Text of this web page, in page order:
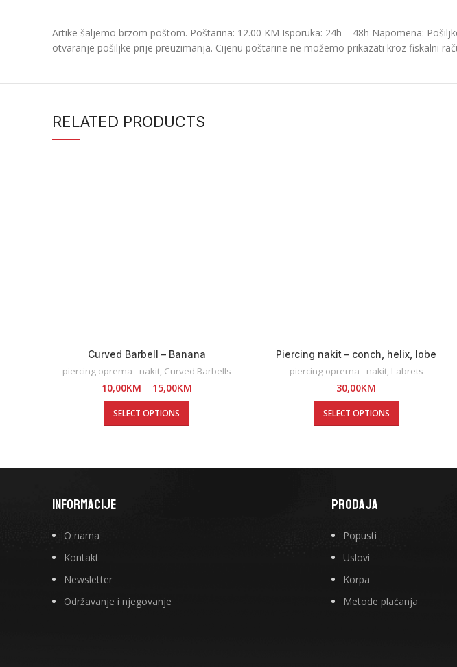
Artike šaljemo brzom poštom. Poštarina: 12.00 KM Isporuka: 24h – 48h Napomena:
otvaranje pošiljke prije preuzimanja. Cijenu poštarine ne možemo prikazati kroz fiskalni
RELATED PRODUCTS
Curved Barbell – Banana
piercing oprema - nakit, Curved Barbells
10,00KM – 15,00KM
SELECT OPTIONS
Piercing nakit – conch, helix, lobe
piercing oprema - nakit, Labrets
30,00KM
SELECT OPTIONS
INFORMACIJE
O nama
Kontakt
Newsletter
Održavanje i njegovanje
PRODAJA
Popusti
Uslovi
Korpa
Metode plaćanja